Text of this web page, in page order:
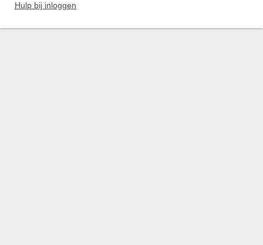
Hulp bij inloggen